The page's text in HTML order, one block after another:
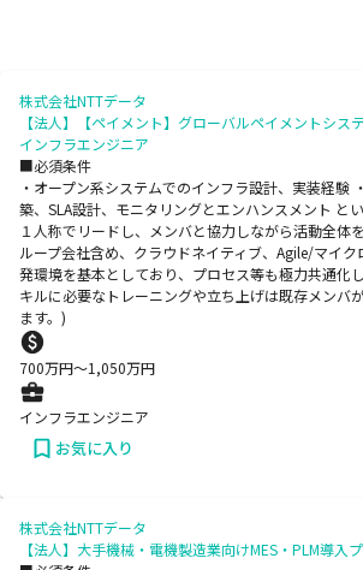
株式会社NTTデータ
【法人】【ペイメント】グローバルペイメントシス
インフラエンジニア
■必須条件
・オープン系システムでのインフラ設計、実装経験
築、SLA設計、モニタリングとエンハンスメント と
１人称でリードし、メンバと協力しながら活動全体
ループ会社含め、クラウドネイティブ、Agile/マイク
発環境を基本としており、プロセス等も極力共通化
キルに必要なトレーニングや立ち上げは既存メンバ
ます。)
700万円〜1,050万円
インフラエンジニア
お気に入り
株式会社NTTデータ
【法人】大手機械・電機製造業向けMES・PLM導入